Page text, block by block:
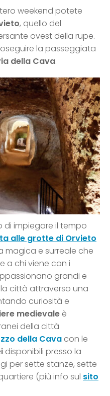
weekend potete
, quello del
ovest della rupe.
la passeggiata
della Cava.
di impiegare il tempo
alle grotte di Orvieto
magica e surreale che
a chi viene con i
grandi e
città attraverso una
curiosità e
medievale è
della città
della Cava con le
disponibili presso la
per sette stanze, sette
(più info sul sito